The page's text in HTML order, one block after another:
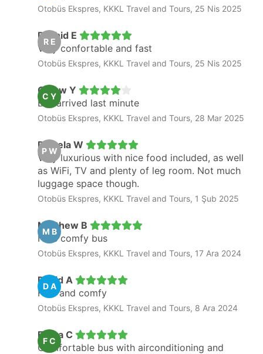
Otobüs Ekspres, KKKL Travel and Tours, 25 Nis 2025
R E
Rachid E
Very confortable and fast
Otobüs Ekspres, KKKL Travel and Tours, 25 Nis 2025
C Y
Chiew Y
Bus arrived last minute
Otobüs Ekspres, KKKL Travel and Tours, 28 Mar 2025
P W
Pamela W
Very luxurious with nice food included, as well
as WiFi, TV and plenty of leg room. Not much
luggage space though.
Otobüs Ekspres, KKKL Travel and Tours, 1 Şub 2025
M B
Matthew B
Nice comfy bus
Otobüs Ekspres, KKKL Travel and Tours, 17 Ara 2024
D A
David A
Fast and comfy
Otobüs Ekspres, KKKL Travel and Tours, 8 Ara 2024
F C
Freya C
Comfortable bus with airconditioning and